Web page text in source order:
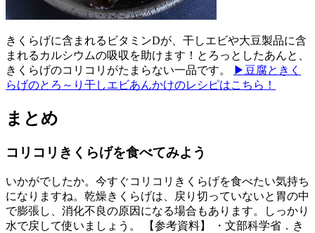
きくらげに含まれるビタミンDが、干しエビや大豆製品に含
まれるカルシウムの吸収を助けます！とろっとしたあんと、
きくらげのコリコリがたまらない一品です。
▶豆腐ときく
らげのとろ～り干しエビあんかけのレシピはこちら！
まとめ
コリコリきくらげを食べてみよう
いかがでしたか。今すぐコリコリきくらげを食べたい気持ち
になりますね。乾燥きくらげは、戻り切っていないと胃の中
で膨張し、消化不良の原因になる場合もあります。しっかり
水で戻して使いましょう。 【参考資料】 ・文部科学省．き